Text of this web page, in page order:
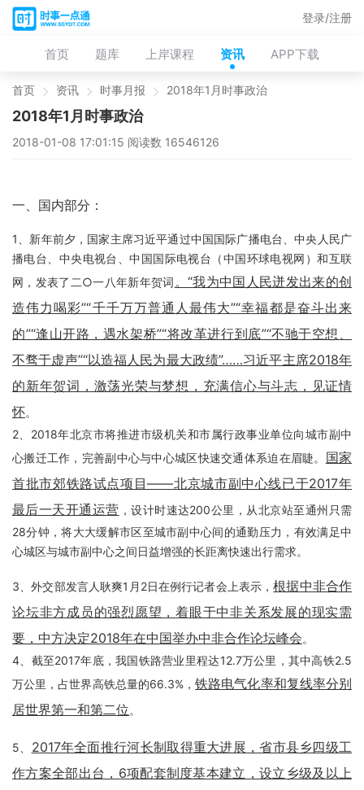
首页 题库 上岸课程 资讯 APP下载
登录/注册
首页 资讯 时事月报 2018年1月时事政治
2018年1月时事政治
2018-01-08 17:01:15 阅读数 16546126
一、国内部分：
1、新年前夕，国家主席习近平通过中国国际广播电台、中央人民广
播电台、中央电视台、中国国际电视台（中国环球电视网）和互联
网，发表了二○一八年新年贺词。“我为中国人民迸发出来的创
造伟力喝彩”“千千万万普通人最伟大”“幸福都是奋斗出来
的”“逢山开路，遇水架桥”“将改革进行到底”“不驰于空想、
不骛于虚声”“以造福人民为最大政绩”……习近平主席2018年
的新年贺词，激荡光荣与梦想，充满信心与斗志，见证情
怀。
2、2018年北京市将推进市级机关和市属行政事业单位向城市副中
心搬迁工作，完善副中心与中心城区快速交通体系迫在眉睫。 国家
首批市郊铁路试点项目——北京城市副中心线已于2017年
最后一天开通运营 ，设计时速达200公里，从北京站至通州只需
28分钟，将大大缓解市区至城市副中心间的通勤压力，有效满足中
心城区与城市副中心之间日益增强的长距离快速出行需求。
3、外交部发言人耿爽1月2日在例行记者会上表示，根据中非合作
论坛非方成员的强烈愿望，着眼于中非关系发展的现实需
要，中方决定2018年在中国举办中非合作论坛峰会。
4、截至2017年底，我国铁路营业里程达12.7万公里，其中高铁2.5
万公里，占世界高铁总量的66.3%，铁路电气化率和复线率分别
居世界第一和第二位。
5、 2017年全面推行河长制取得重大进展，省市县乡四级工
作方案全部出台，6项配套制度基本建立，设立乡级及以上